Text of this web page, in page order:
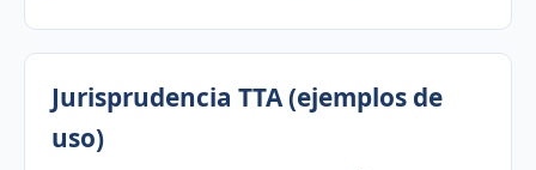
Jurisprudencia TTA (ejemplos de
uso)